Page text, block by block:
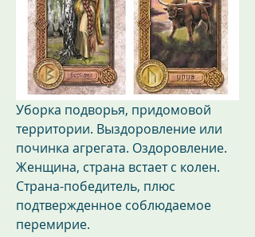
Уборка подворья, придомовой
территории. Выздоровление или
починка агрегата. Оздоровление.
Женщина, страна встает с колен.
Страна-победитель, плюс
подтвержденное соблюдаемое
перемирие.